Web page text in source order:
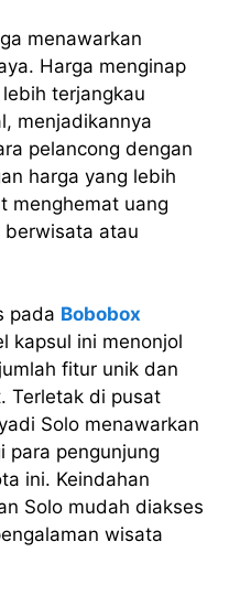
menawarkan
Harga menginap
terjangkau
menjadikannya
pelancong dengan
harga yang lebih
menghemat uang
atau
pada Bobobox
kapsul ini menonjol
fitur unik dan
Terletak di pusat
Solo menawarkan
para pengunjung
ini. Keindahan
Solo mudah diakses
wisata